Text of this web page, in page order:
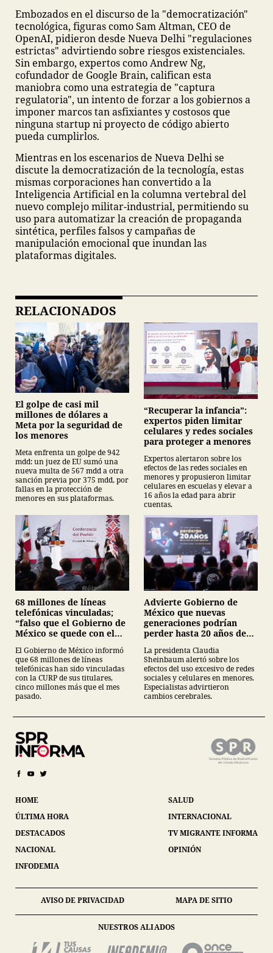
Embozados en el discurso de la "democratización"
tecnológica, figuras como Sam Altman, CEO de
OpenAI, pidieron desde Nueva Delhi "regulaciones
estrictas" advirtiendo sobre riesgos existenciales.
Sin embargo, expertos como Andrew Ng,
cofundador de Google Brain, califican esta
maniobra como una estrategia de "captura
regulatoria", un intento de forzar a los gobiernos a
imponer marcos tan asfixiantes y costosos que
ninguna startup ni proyecto de código abierto
pueda cumplirlos.
Mientras en los escenarios de Nueva Delhi se
discute la democratización de la tecnología, estas
mismas corporaciones han convertido a la
Inteligencia Artificial en la columna vertebral del
nuevo complejo militar-industrial, permitiendo su
uso para automatizar la creación de propaganda
sintética, perfiles falsos y campañas de
manipulación emocional que inundan las
plataformas digitales.
RELACIONADOS
El golpe de casi mil
millones de dólares a
Meta por la seguridad de
los menores
Meta enfrenta un golpe de 942
mdd: un juez de EU sumó una
nueva multa de 567 mdd a otra
sanción previa por 375 mdd, por
fallas en la protección de
menores en sus plataformas.
“Recuperar la infancia”:
expertos piden limitar
celulares y redes sociales
para proteger a menores
Expertos alertaron sobre los
efectos de las redes sociales en
menores y propusieron limitar
celulares en escuelas y elevar a
16 años la edad para abrir
cuentas.
68 millones de líneas
telefónicas vinculadas;
“falso que el Gobierno de
México se quede con el
Sheinbaum
El Gobierno de México informó
que 68 millones de líneas
telefónicas han sido vinculadas
con la CURP de sus titulares,
cinco millones más que el mes
pasado.
Advierte Gobierno de
México que nuevas
generaciones podrían
perder hasta 20 años de
digitales
La presidenta Claudia
Sheinbaum alertó sobre los
efectos del uso excesivo de redes
sociales y celulares en menores.
Especialistas advirtieron
cambios cerebrales.
HOME
ÚLTIMA HORA
DESTACADOS
NACIONAL
INFODEMIA
SALUD
INTERNACIONAL
TV MIGRANTE INFORMA
OPINIÓN
AVISO DE PRIVACIDAD MAPA DE SITIO
NUESTROS ALIADOS